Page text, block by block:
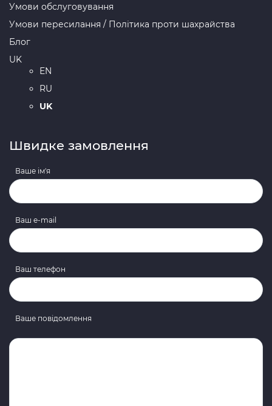
Умови обслуговування
Умови пересилання / Політика проти шахрайства
Блог
UK
EN
RU
UK
Швидке замовлення
Ваше ім'я
Ваш e-mail
Ваш телефон
Ваше повідомлення